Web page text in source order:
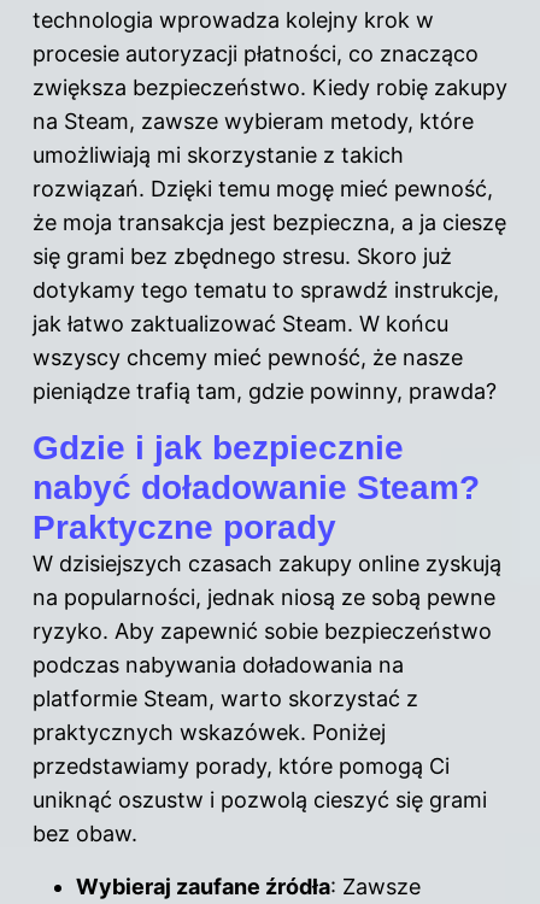
technologia wprowadza kolejny krok w
procesie autoryzacji płatności, co znacząco
zwiększa bezpieczeństwo. Kiedy robię zakupy
na Steam, zawsze wybieram metody, które
umożliwiają mi skorzystanie z takich
rozwiązań. Dzięki temu mogę mieć pewność,
że moja transakcja jest bezpieczna, a ja cieszę
się grami bez zbędnego stresu. Skoro już
dotykamy tego tematu to sprawdź instrukcje,
jak łatwo zaktualizować Steam. W końcu
wszyscy chcemy mieć pewność, że nasze
pieniądze trafią tam, gdzie powinny, prawda?
Gdzie i jak bezpiecznie
nabyć doładowanie Steam?
Praktyczne porady
W dzisiejszych czasach zakupy online zyskują
na popularności, jednak niosą ze sobą pewne
ryzyko. Aby zapewnić sobie bezpieczeństwo
podczas nabywania doładowania na
platformie Steam, warto skorzystać z
praktycznych wskazówek. Poniżej
przedstawiamy porady, które pomogą Ci
uniknąć oszustw i pozwolą cieszyć się grami
bez obaw.
Wybieraj zaufane źródła: Zawsze